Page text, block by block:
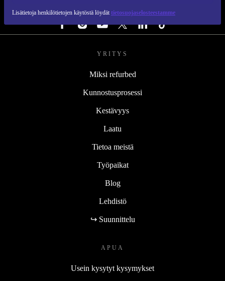
Lisätietoja henkilötietojen käytöstä löydät tietosuojaselosteestamme
YRITYS
Miksi refurbed
Kunnostusprosessi
Kestävyys
Laatu
Tietoa meistä
Työpaikat
Blog
Lehdistö
↪ Suunnittelu
APUA
Usein kysytyt kysymykset